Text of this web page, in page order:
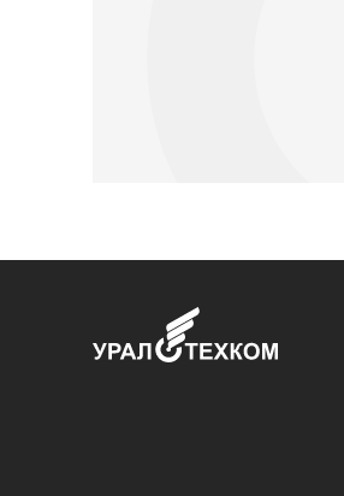
ООО «УралТехКом», 2026